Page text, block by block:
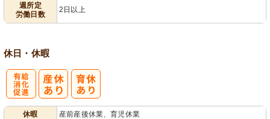
週所定
労働日数
2日以上
休日・休暇
休暇 産前産後休業、育児休業